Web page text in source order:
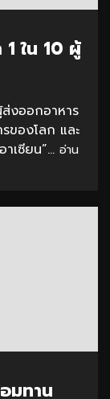
ใน 10 ผู้
ส่งออกอาหาร
ของโลก และ
เซียน”... อ่าน
มทาน